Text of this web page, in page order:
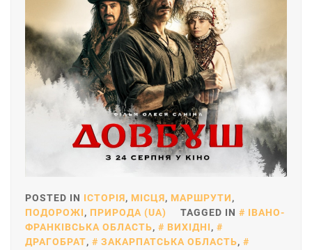
POSTED IN ІСТОРІЯ, МІСЦЯ, МАРШРУТИ,
ПОДОРОЖІ, ПРИРОДА (UA) TAGGED IN
ІВАНО-
ФРАНКІВСЬКА ОБЛАСТЬ, ВИХІДНІ,
ДРАГОБРАТ, ЗАКАРПАТСЬКА ОБЛАСТЬ,